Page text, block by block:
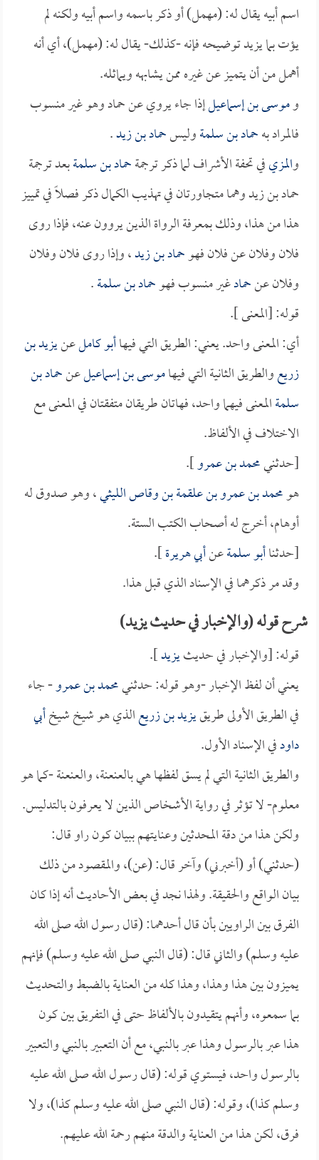
اسم أبيه يقال له: (مهمل) أو ذكر باسمه واسم أبيه ولكنه لم
يؤت بما يزيد توضيحه فإنه -كذلك- يقال له: (مهمل)، أي أنه
أهمل من أن يتميز عن غيره ممن يشابهه ويماثله.
وموسى بن إسماعيلإذا جاء يروي عن حماد وهو غير منسوب
فالمراد بهحماد بن سلمةوليسحماد بن زيد.
والمزيفي تحفة الأشراف لما ذكر ترجمةحماد بن سلمةبعد ترجمة
حماد بن زيد وهما متجاورتان في تهذيب الكمال ذكر فصلاً في تمييز
هذا من هذا، وذلك بمعرفة الرواة الذين يروون عنه، فإذا روى
فلان وفلان عن فلان فهوحماد بن زيد، وإذا روى فلان وفلان
وفلان عنحمادغير منسوب فهوحماد بن سلمة.
قوله: [المعنى ].
أي: المعنى واحد. يعني: الطريق التي فيهاأبو كاملعنيزيد بن
زريعوالطريق الثانية التي فيهاموسى بن إسماعيلعنحماد بن
سلمةالمعنى فيهما واحد، فهاتان طريقان متفقتان في المعنى مع
الاختلاف في الألفاظ.
[حدثنيمحمد بن عمرو].
هومحمد بن عمرو بن علقمة بن وقاص الليثي، وهو صدوق له
أوهام، أخرج له أصحاب الكتب الستة.
[حدثناأبو سلمةعنأبي هريرة].
وقد مر ذكرهما في الإسناد الذي قبل هذا.
شرح قوله (والإخبار في حديث يزيد)
قوله: [والإخبار في حديثيزيد].
يعني أن لفظ الإخبار -وهو قوله: حدثنيمحمد بن عمرو- جاء
في الطريق الأولى طريقيزيد بن زريعالذي هو شيخ شيخأبي
داودفي الإسناد الأول.
والطريق الثانية التي لم يسق لفظها هي بالعنعنة، والعنعنة -كما هو
معلوم- لا تؤثر في رواية الأشخاص الذين لا يعرفون بالتدليس.
ولكن هذا من دقة المحدثين وعنايتهم ببيان كون راو قال:
(حدثني) أو (أخبرني) وآخر قال: (عن)، والمقصود من ذلك
بيان الواقع والحقيقة. ولهذا نجد في بعض الأحاديث أنه إذا كان
الفرق بين الراويين بأن قال أحدهما: (قال رسول الله صلى الله
عليه وسلم) والثاني قال: (قال النبي صلى الله عليه وسلم) فإنهم
يميزون بين هذا وهذا، وهذا كله من العناية بالضبط والتحديث
بما سمعوه، وأنهم يتقيدون بالألفاظ حتى في التفريق بين كون
هذا عبر بالرسول وهذا عبر بالنبي، مع أن التعبير بالنبي والتعبير
بالرسول واحد، فيستوي قوله: (قال رسول الله صلى الله عليه
وسلم كذا)، وقوله: (قال النبي صلى الله عليه وسلم كذا)، ولا
فرق، لكن هذا من العناية والدقة منهم رحمة الله عليهم.